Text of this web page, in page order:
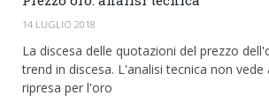
EUR/GBP
GBP/USD
English version
14 LUGLIO 2018
La discesa delle quotazioni del prezzo
trend in discesa. L'analisi tecnica non vede
ripresa per l'oro